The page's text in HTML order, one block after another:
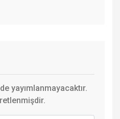
yayımlanmayacaktır.